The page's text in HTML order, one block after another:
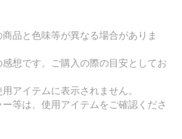
品と色味等が異なる場合がありま
想です。ご購入の際の目安としてお
アイテムに表示されません。
等は、使用アイテムをご確認くださ